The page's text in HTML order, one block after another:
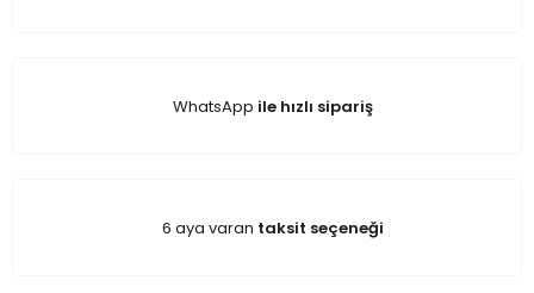
WhatsApp ile hızlı sipariş
6 aya varan taksit seçeneği